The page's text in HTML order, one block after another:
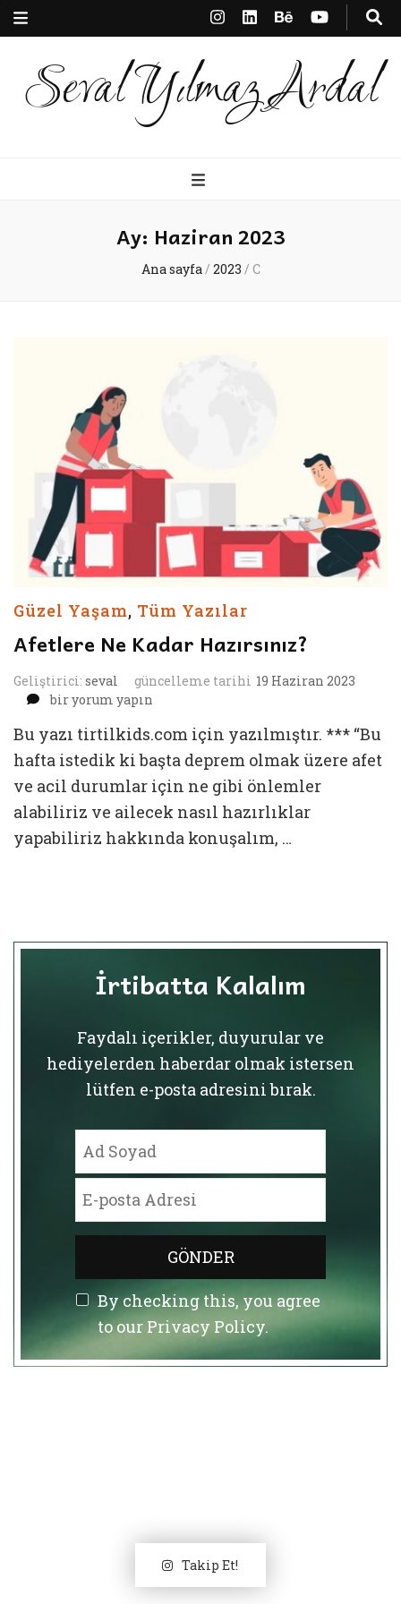
Seval Yılmaz Ardal
Ay: Haziran 2023
Ana sayfa/ 2023 / C
Güzel Yaşam, Tüm Yazılar
Afetlere Ne Kadar Hazırsınız?
Geliştirici: seval güncelleme tarihi 19 Haziran 2023
Afetlere
Kadar
Hazırsınız?
bir yorum yapın
Bu yazı tirtilkids.com için yazılmıştır. *** “Bu
hafta istedik ki başta deprem olmak üzere afet
ve acil durumlar için ne gibi önlemler
alabiliriz ve ailecek nasıl hazırlıklar
yapabiliriz hakkında konuşalım, …
İrtibatta Kalalım
Faydalı içerikler, duyurular ve
hediyelerden haberdar olmak istersen
lütfen e-posta adresini bırak.
By checking this, you agree
to our Privacy Policy.
Takip Et!